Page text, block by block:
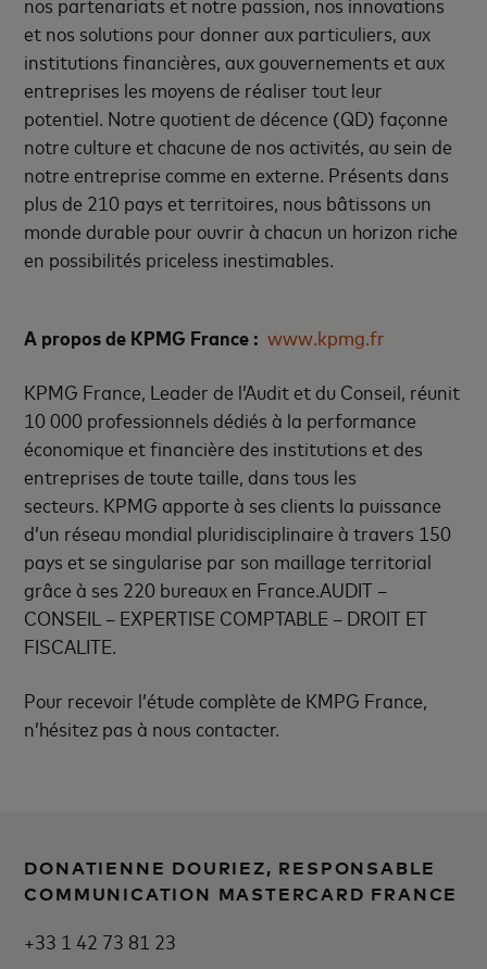
et nos solutions pour donner aux particuliers, aux
institutions financières, aux gouvernements et aux
entreprises les moyens de réaliser tout leur
potentiel. Notre quotient de décence (QD) façonne
notre culture et chacune de nos activités, au sein de
notre entreprise comme en externe. Présents dans
plus de 210 pays et territoires, nous bâtissons un
monde durable pour ouvrir à chacun un horizon riche
en possibilités priceless inestimables.
A propos de KPMG France :www.kpmg.fr
KPMG France, Leader de l’Audit et du Conseil, réunit
10 000 professionnels dédiés à la performance
économique et financière des institutions et des
entreprises de toute taille, dans tous les
secteurs. KPMG apporte à ses clients la puissance
d’un réseau mondial pluridisciplinaire à travers 150
pays et se singularise par son maillage territorial
grâce à ses 220 bureaux en France. AUDIT –
CONSEIL – EXPERTISE COMPTABLE – DROIT ET
FISCALITE.
Pour recevoir l’étude complète de KMPG France,
n’hésitez pas à nous contacter.
DONATIENNE DOURIEZ, RESPONSABLE
COMMUNICATION MASTERCARD FRANCE
+33 1 42 73 81 23